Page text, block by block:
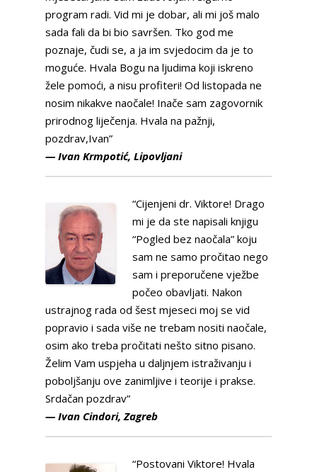
program radi. Vid mi je dobar, ali mi još malo
sada fali da bi bio savršen. Tko god me
poznaje, čudi se, a ja im svjedocim da je to
moguće. Hvala Bogu na ljudima koji iskreno
žele pomoći, a nisu profiteri! Od listopada ne
nosim nikakve naočale! Inače sam zagovornik
prirodnog liječenja. Hvala na pažnji,
pozdrav,Ivan”
— Ivan Krmpotić, Lipovljani
“Cijenjeni dr. Viktore! Drago
mi je da ste napisali knjigu
“Pogled bez naočala” koju
sam ne samo pročitao nego
sam i preporučene vježbe
počeo obavljati. Nakon
ustrajnog rada od šest mjeseci moj se vid
popravio i sada više ne trebam nositi naočale,
osim ako treba pročitati nešto sitno pisano.
Želim Vam uspjeha u daljnjem istraživanju i
poboljšanju ove zanimljive i teorije i prakse.
Srdačan pozdrav”
— Ivan Cindori, Zagreb
“Postovani Viktore! Hvala